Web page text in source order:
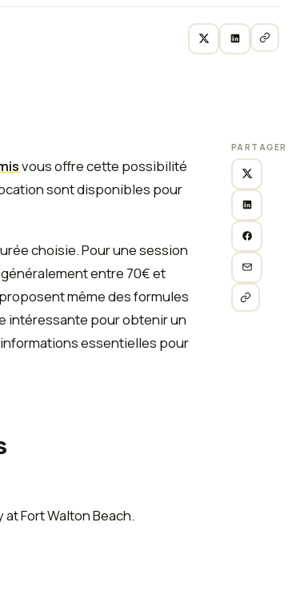
vous offre cette possibilité
sont disponibles pour
choisie. Pour une session
entre 70€ et
même des formules
intéressante pour obtenir un
essentielles pour
PARTAGER